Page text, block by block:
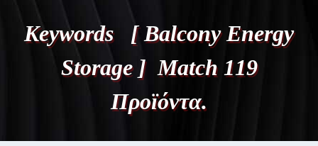
Keywords [ Balcony Energy
Storage ] Match 119
Προϊόντα.